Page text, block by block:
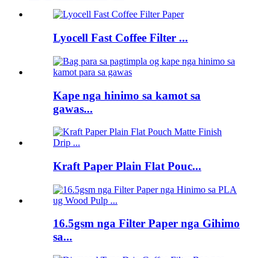
Lyocell Fast Coffee Filter ...
Kape nga hinimo sa kamot sa
gawas...
Kraft Paper Plain Flat Pouc...
16.5gsm nga Filter Paper nga Gihimo
sa...